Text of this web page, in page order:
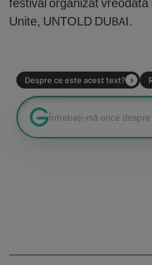
Unite, UNTOLD DUBAI.